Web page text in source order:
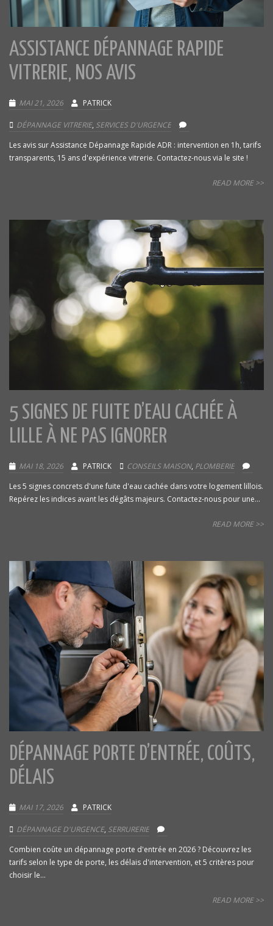
ASSISTANCE DÉPANNAGE RAPIDE
VITRERIE, NOS AVIS
MAI 21, 2026 PATRICK
DÉPANNAGE VITRERIE, SERVICES D'URGENCE
Les avis sur Assistance Dépannage Rapide ADR : intervention en 1h, tarifs
transparents, 15 ans d'expérience vitrerie. Contactez-nous via le site !
READ MORE >>
5 SIGNES DE FUITE D’EAU CACHÉE À
LILLE À NE PAS IGNORER
MAI 18, 2026 PATRICK CONSEILS MAISON, PLOMBERIE
Les 5 signes concrets d'une fuite d'eau cachée dans votre logement lillois.
Repérez les indices avant les dégâts majeurs. Contactez-nous pour une...
READ MORE >>
DÉPANNAGE PORTE D’ENTRÉE, COÛTS,
DÉLAIS
MAI 17, 2026 PATRICK
DÉPANNAGE D'URGENCE, SERRURERIE
Combien coûte un dépannage porte d'entrée en 2026 ? Découvrez les
tarifs selon le type de porte, les délais d'intervention, et 5 critères pour
choisir le...
READ MORE >>